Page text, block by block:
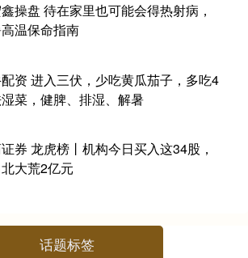
操盘 待在家里也可能会得热射病，
温保命指南
资 进入三伏，少吃黄瓜茄子，多吃4
菜，健脾、排湿、解暑
券 龙虎榜丨机构今日买入这34股，
大荒2亿元
话题标签